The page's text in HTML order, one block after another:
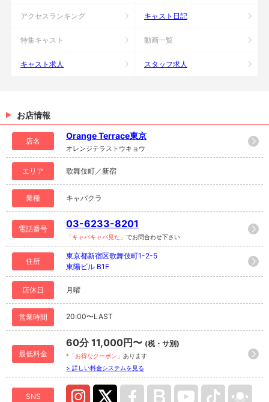
アクセスランキング キャスト日記
特集キャスト 動画一覧
キャスト求人 スタッフ求人
お店情報
店名
Orange Terrace東京
オレンジテラストウキョウ
エリア 歌舞伎町／新宿
業種 キャバクラ
電話番号 03-6233-8201
「キャバキャバ見た」 でお問合わせ下さい
住所
東京都新宿区歌舞伎町1-2-5
東陽ビル B1F
店休日 月曜
営業時間 20:00〜LAST
最低料金
60分 11,000円〜 (税・サ別)
*「お得なクーポン」 あります
> 詳しい料金システムを見る
SNS